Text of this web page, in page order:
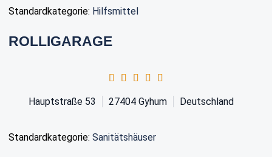
Standardkategorie: Hilfsmittel
ROLLIGARAGE
Hauptstraße 53 27404 Gyhum Deutschland
Standardkategorie: Sanitätshäuser